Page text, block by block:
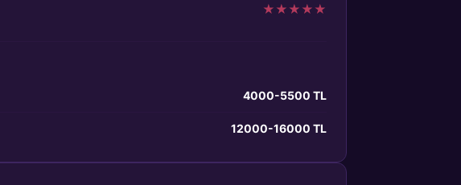
★ ★ ★ ★ ★
4000-5500 TL
12000-16000 TL